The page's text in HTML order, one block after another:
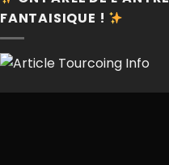
FANTAISIQUE !